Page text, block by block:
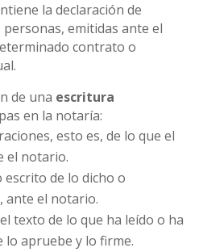
la declaración de
emitidas ante el
contrato o
de una escritura
en la notaría:
esto es, de lo que el
el notario.
de lo dicho o
ante el notario.
texto de lo que ha leído o ha
lo apruebe y lo firme.